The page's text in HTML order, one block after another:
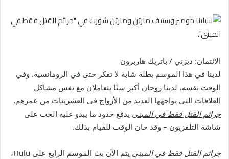
الائتمان: ديزني / باتريك هاربرون
لدينا في هذا الموسم بطلة شابة لا تفكر حتى في الرومانسية. وفي
الوقت نفسه، لدينا زوجان أكبر سنًا يتعاملان مع نفس مشاكل
العلاقات التي يواجهها العديد من الأزواج في العشرينات من عمرهم.
جرائم القتل فقط في المبنى يدفع حدود ما يبدو عليه الحب على
شاشة التلفزيون – وقد حان الوقت للقيام بذلك.
جرائم القتل فقط في المبنى
يتم الآن بث الموسم الرابع على Hulu،